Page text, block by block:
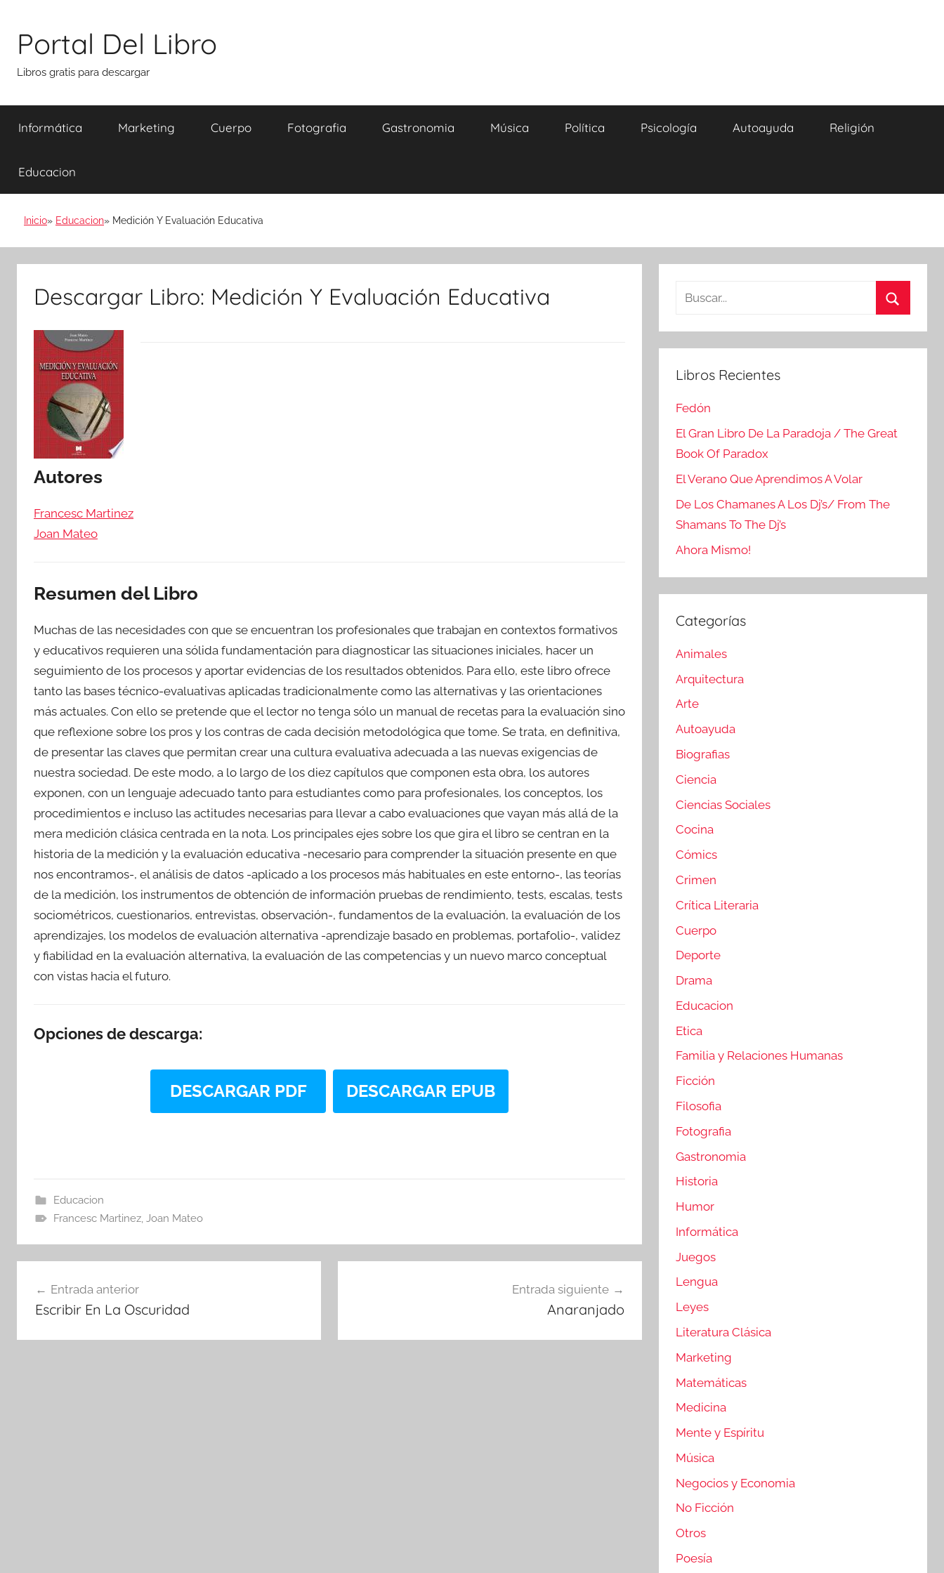
contenido
Portal Del Libro
Libros gratis para descargar
Informática Marketing Cuerpo Fotografia Gastronomia Música Política Psicología Autoayuda Religión
Educacion
Inicio Educacion Medición Y Evaluación Educativa
Descargar Libro: Medición Y Evaluación Educativa
Autores
Francesc Martinez
Joan Mateo
Resumen del Libro
Muchas de las necesidades con que se encuentran los profesionales que trabajan en contextos formativos
y educativos requieren una sólida fundamentación para diagnosticar las situaciones iniciales, hacer un
seguimiento de los procesos y aportar evidencias de los resultados obtenidos. Para ello, este libro ofrece
tanto las bases técnico-evaluativas aplicadas tradicionalmente como las alternativas y las orientaciones
más actuales. Con ello se pretende que el lector no tenga sólo un manual de recetas para la evaluación sino
que reflexione sobre los pros y los contras de cada decisión metodológica que tome. Se trata, en definitiva,
de presentar las claves que permitan crear una cultura evaluativa adecuada a las nuevas exigencias de
nuestra sociedad. De este modo, a lo largo de los diez capítulos que componen esta obra, los autores
exponen, con un lenguaje adecuado tanto para estudiantes como para profesionales, los conceptos, los
procedimientos e incluso las actitudes necesarias para llevar a cabo evaluaciones que vayan más allá de la
mera medición clásica centrada en la nota. Los principales ejes sobre los que gira el libro se centran en la
historia de la medición y la evaluación educativa -necesario para comprender la situación presente en que
nos encontramos-, el análisis de datos -aplicado a los procesos más habituales en este entorno-, las teorías
de la medición, los instrumentos de obtención de información pruebas de rendimiento, tests, escalas, tests
sociométricos, cuestionarios, entrevistas, observación-, fundamentos de la evaluación, la evaluación de los
aprendizajes, los modelos de evaluación alternativa -aprendizaje basado en problemas, portafolio-, validez
y fiabilidad en la evaluación alternativa, la evaluación de las competencias y un nuevo marco conceptual
con vistas hacia el futuro.
Opciones de descarga:
DESCARGAR PDF DESCARGAR EPUB
Educacion
Francesc Martinez, Joan Mateo
de
Entrada anterior
Escribir En La Oscuridad
Entrada siguiente
Anaranjado
Buscar:
Libros Recientes
Fedón
El Gran Libro De La Paradoja / The Great
Book Of Paradox
El Verano Que Aprendimos A Volar
De Los Chamanes A Los Dj’s/ From The
Shamans To The Dj’s
Ahora Mismo!
Categorías
Animales
Arquitectura
Arte
Autoayuda
Biografias
Ciencia
Ciencias Sociales
Cocina
Cómics
Crimen
Crítica Literaria
Cuerpo
Deporte
Drama
Educacion
Etica
Familia y Relaciones Humanas
Ficción
Filosofia
Fotografia
Gastronomia
Historia
Humor
Informática
Juegos
Lengua
Leyes
Literatura Clásica
Marketing
Matemáticas
Medicina
Mente y Espíritu
Música
Negocios y Economia
No Ficción
Otros
Poesía